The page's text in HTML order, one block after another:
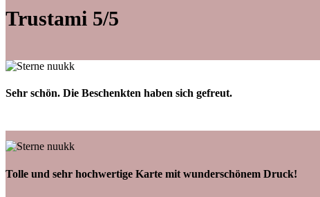
Trustami 5/5
Sehr schön. Die Beschenkten haben sich gefreut.
Tolle und sehr hochwertige Karte mit wunderschönem Druck!